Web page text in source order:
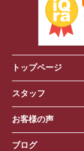
トップページ
スタッフ
お客様の声
ブログ